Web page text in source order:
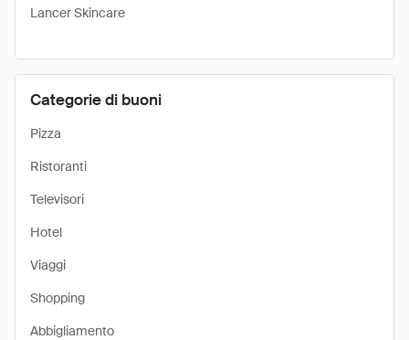
Lancer Skincare
Categorie di buoni
Pizza
Ristoranti
Televisori
Hotel
Viaggi
Shopping
Abbigliamento